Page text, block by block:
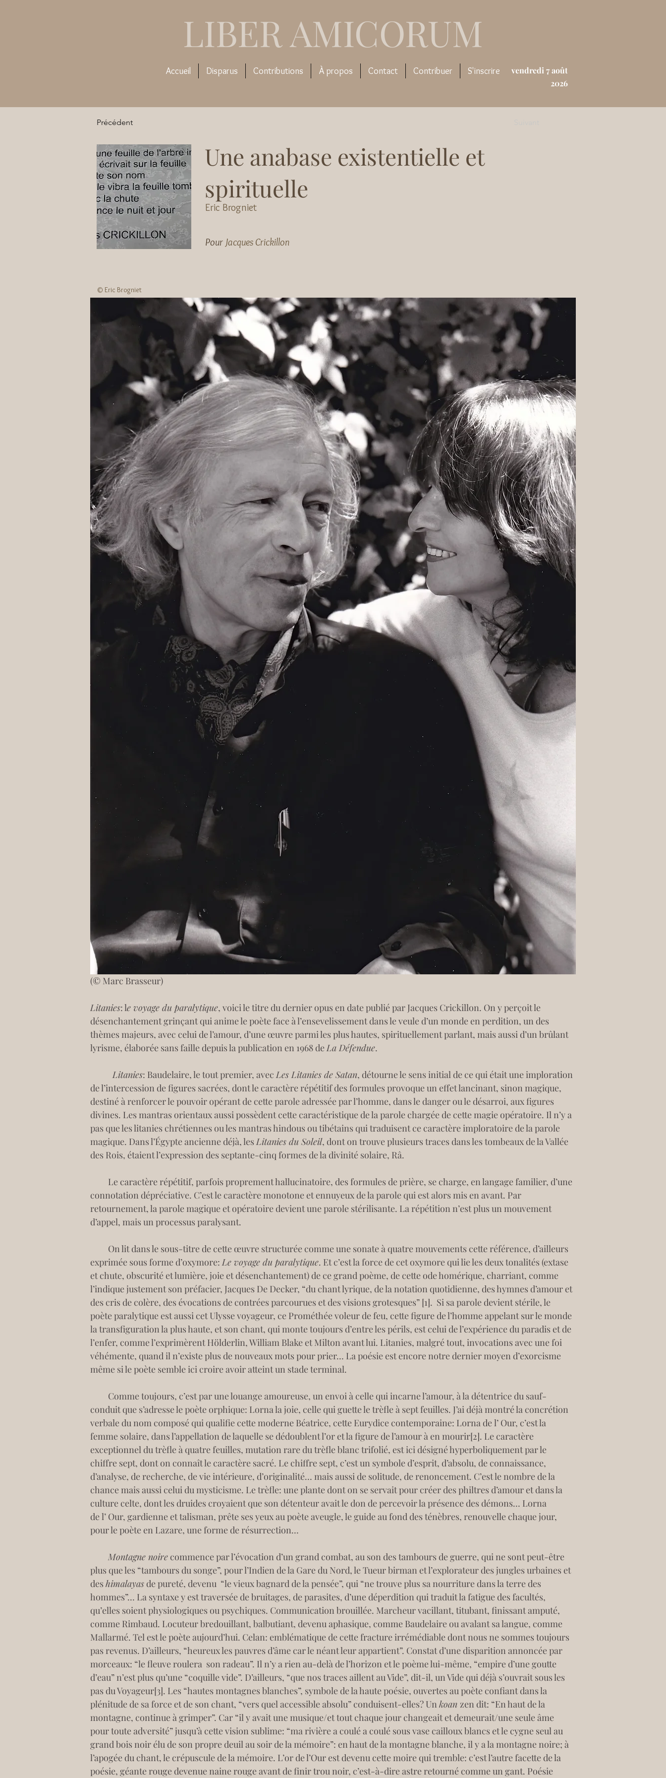
LIBER AMICORUM
Accueil Disparus Contributions À propos Contact Contribuer S'inscrire
vendredi 7 août
2026
Précédent
Une anabase existentielle et
spirituelle
Eric Brogniet
Pour Jacques Crickillon
(© Marc Brasseur)
Litanies: le voyage du paralytique, voici le titre du dernier opus en date publié par Jacques Crickillon. On y perçoit le
désenchantement grinçant qui anime le poète face à l’ensevelissement dans le veule d’un monde en perdition, un des
thèmes majeurs, avec celui de l’amour, d’une œuvre parmi les plus hautes, spirituellement parlant, mais aussi d’un brûlant
lyrisme, élaborée sans faille depuis la publication en 1968 de La Défendue.
Litanies: Baudelaire, le tout premier, avec Les Litanies de Satan, détourne le sens initial de ce qui était une imploration
de l’intercession de figures sacrées, dont le caractère répétitif des formules provoque un effet lancinant, sinon magique,
destiné à renforcer le pouvoir opérant de cette parole adressée par l’homme, dans le danger ou le désarroi, aux figures
divines. Les mantras orientaux aussi possèdent cette caractéristique de la parole chargée de cette magie opératoire. Il n’y a
pas que les litanies chrétiennes ou les mantras hindous ou tibétains qui traduisent ce caractère imploratoire de la parole
magique. Dans l’Égypte ancienne déjà, les Litanies du Soleil, dont on trouve plusieurs traces dans les tombeaux de la Vallée
des Rois, étaient l’expression des septante-cinq formes de la divinité solaire, Râ.
Le caractère répétitif, parfois proprement hallucinatoire, des formules de prière, se charge, en langage familier, d’une
connotation dépréciative. C’est le caractère monotone et ennuyeux de la parole qui est alors mis en avant. Par
retournement, la parole magique et opératoire devient une parole stérilisante. La répétition n’est plus un mouvement
d’appel, mais un processus paralysant.
On lit dans le sous-titre de cette œuvre structurée comme une sonate à quatre mouvements cette référence, d’ailleurs
exprimée sous forme d’oxymore: Le voyage du paralytique. Et c’est la force de cet oxymore qui lie les deux tonalités (extase
et chute, obscurité et lumière, joie et désenchantement) de ce grand poème, de cette ode homérique, charriant, comme
l’indique justement son préfacier, Jacques De Decker, “du chant lyrique, de la notation quotidienne, des hymnes d’amour et
des cris de colère, des évocations de contrées parcourues et des visions grotesques” [1].  Si sa parole devient stérile, le
poète paralytique est aussi cet Ulysse voyageur, ce Prométhée voleur de feu, cette figure de l’homme appelant sur le monde
la transfiguration la plus haute, et son chant, qui monte toujours d’entre les périls, est celui de l’expérience du paradis et de
l’enfer, comme l’exprimèrent Hölderlin, William Blake et Milton avant lui. Litanies, malgré tout, invocations avec une foi
véhémente, quand il n’existe plus de nouveaux mots pour prier… La poésie est encore notre dernier moyen d’exorcisme
même si le poète semble ici croire avoir atteint un stade terminal.
Comme toujours, c’est par une louange amoureuse, un envoi à celle qui incarne l’amour, à la détentrice du sauf-
conduit que s’adresse le poète orphique: Lorna la joie, celle qui guette le trèfle à sept feuilles. J’ai déjà montré la concrétion
verbale du nom composé qui qualifie cette moderne Béatrice, cette Eurydice contemporaine: Lorna de l’ Our, c’est la
femme solaire, dans l’appellation de laquelle se dédoublent l’or et la figure de l’amour à en mourir[2]. Le caractère
exceptionnel du trèfle à quatre feuilles, mutation rare du trèfle blanc trifolié, est ici désigné hyperboliquement par le
chiffre sept, dont on connaît le caractère sacré. Le chiffre sept, c’est un symbole d’esprit, d’absolu, de connaissance,
d’analyse, de recherche, de vie intérieure, d’originalité… mais aussi de solitude, de renoncement. C’est le nombre de la
chance mais aussi celui du mysticisme. Le trèfle: une plante dont on se servait pour créer des philtres d’amour et dans la
culture celte, dont les druides croyaient que son détenteur avait le don de percevoir la présence des démons… Lorna
de l’ Our, gardienne et talisman, prête ses yeux au poète aveugle, le guide au fond des ténèbres, renouvelle chaque jour,
pour le poète en Lazare, une forme de résurrection…
Montagne noire commence par l’évocation d’un grand combat, au son des tambours de guerre, qui ne sont peut-être
plus que les “tambours du songe”, pour l’Indien de la Gare du Nord, le Tueur birman et l’explorateur des jungles urbaines et
des himalayas de pureté, devenu  “le vieux bagnard de la pensée”, qui “ne trouve plus sa nourriture dans la terre des
hommes”… La syntaxe y est traversée de bruitages, de parasites, d’une déperdition qui traduit la fatigue des facultés,
qu’elles soient physiologiques ou psychiques. Communication brouillée. Marcheur vacillant, titubant, finissant amputé,
comme Rimbaud. Locuteur bredouillant, balbutiant, devenu aphasique, comme Baudelaire ou avalant sa langue, comme
Mallarmé. Tel est le poète aujourd’hui. Celan: emblématique de cette fracture irrémédiable dont nous ne sommes toujours
pas revenus. D’ailleurs, “heureux les pauvres d’âme car le néant leur appartient”. Constat d’une disparition annoncée par
morceaux: “le fleuve roulera  son radeau”. Il n’y a rien au-delà de l’horizon et le poème lui-même, “empire d’une goutte
d’eau” n’est plus qu’une “coquille vide”. D’ailleurs, “que nos traces aillent au Vide”, dit-il, un Vide qui déjà s’ouvrait sous les
pas du Voyageur[3]. Les “hautes montagnes blanches”, symbole de la haute poésie, ouvertes au poète confiant dans la
plénitude de sa force et de son chant, “vers quel accessible absolu” conduisent-elles? Un koan zen dit: “En haut de la
montagne, continue à grimper”. Car “il y avait une musique/et tout chaque jour changeait et demeurait/une seule âme
pour toute adversité” jusqu’à cette vision sublime: “ma rivière a coulé a coulé sous vase cailloux blancs et le cygne seul au
grand bois noir élu de son propre deuil au soir de la mémoire”: en haut de la montagne blanche, il y a la montagne noire; à
l’apogée du chant, le crépuscule de la mémoire. L’or de l’Our est devenu cette moire qui tremble: c’est l’autre facette de la
poésie, géante rouge devenue naine rouge avant de finir trou noir, c’est-à-dire astre retourné comme un gant. Poésie
© Eric Brogniet